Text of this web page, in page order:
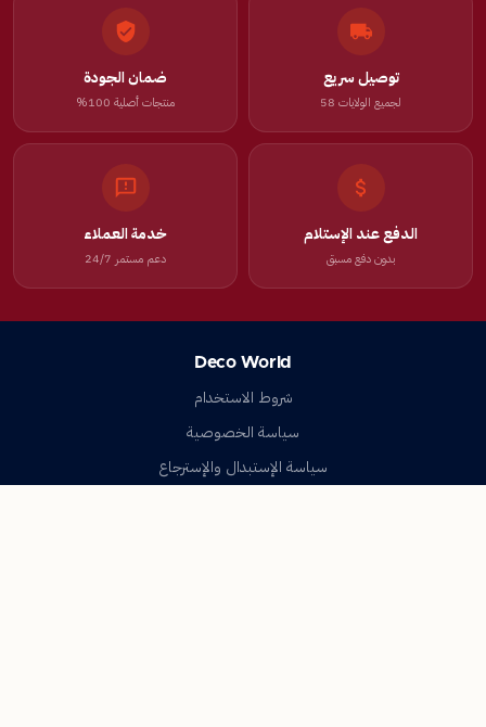
توصيل سريع
لجميع الولايات 58
ضمان الجودة
منتجات أصلية 100%
الدفع عند الإستلام
بدون دفع مسبق
خدمة العملاء
دعم مستمر 24/7
Deco World
شروط الاستخدام
سياسة الخصوصية
سياسة الإستبدال والإسترجاع